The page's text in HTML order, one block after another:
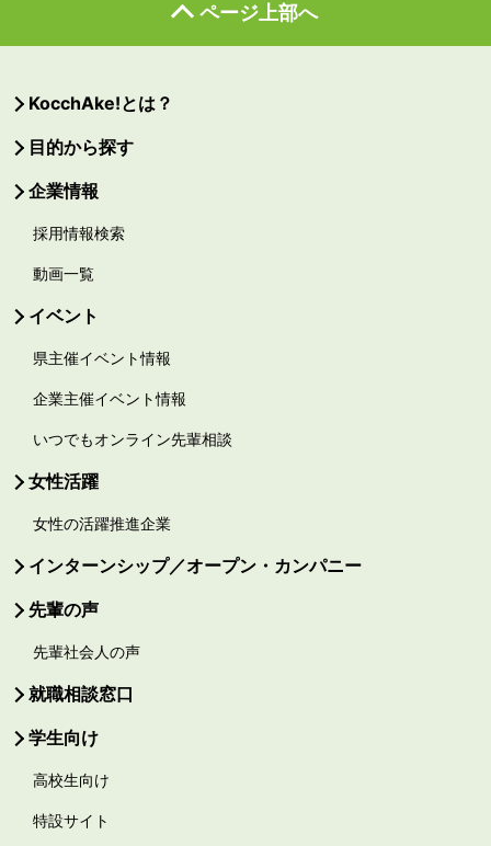
ページ上部へ
KocchAke!とは？
目的から探す
企業情報
採用情報検索
動画一覧
イベント
県主催イベント情報
企業主催イベント情報
いつでもオンライン先輩相談
女性活躍
女性の活躍推進企業
インターンシップ／オープン・カンパニー
先輩の声
先輩社会人の声
就職相談窓口
学生向け
高校生向け
特設サイト